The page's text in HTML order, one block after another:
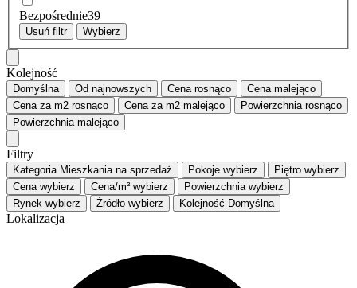
Bezpośrednie39
Usuń filtr Wybierz
Kolejność
Domyślna Od najnowszych Cena rosnąco Cena malejąco
Cena za m2 rosnąco Cena za m2 malejąco Powierzchnia rosnąco
Powierzchnia malejąco
Filtry
Kategoria Mieszkania na sprzedaż Pokoje wybierz Piętro wybierz
Cena wybierz Cena/m² wybierz Powierzchnia wybierz
Rynek wybierz Źródło wybierz Kolejność Domyślna
Lokalizacja